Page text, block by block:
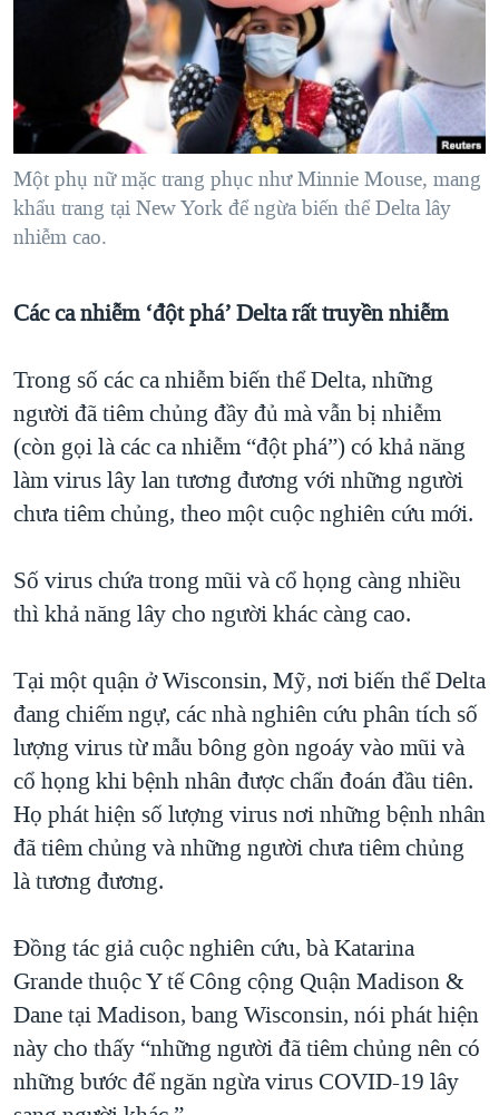
NGƯỜI VIỆT HẢI NGOẠI
ĐỜI SỐNG
KINH TẾ
KHOA HỌC
SỨC KHOẺ
VĂN HOÁ
GIÁO DỤC
HÀNH TRÌNH BẦU CỬ 2024
MỘT NĂM CHIẾN TRANH TẠI DẢI GAZA
GIẢI MÃ VÀNH ĐAI & CON ĐƯỜNG
TRỊNH VĨNH BÌNH - NGƯỜI HẠ 'BÊN THẮNG CUỘC'
GROUND ZERO – XƯA VÀ NAY
CÁC GIÁ TRỊ CỘNG HÒA Ở VIỆT NAM
THƯỢNG ĐỈNH TRUMP-KIM TẠI VIỆT NAM
TRỊNH VĨNH BÌNH VS. CHÍNH PHỦ VIỆT NAM
NGƯ DÂN VIỆT VÀ LÀN SÓNG TRỘM HẢI SÂM
BÊN KIA QUỐC LỘ: TIẾNG VỌNG TỪ NÔNG THÔN MỸ
QUAN HỆ VIỆT MỸ
MẠNG XÃ HỘI
Ngôn ngữ khác
Một phụ nữ mặc trang phục như Minnie Mouse, mang
khẩu trang tại New York để ngừa biến thể Delta lây
nhiễm cao.
Các ca nhiễm ‘đột phá’ Delta rất truyền nhiễm
Trong số các ca nhiễm biến thể Delta, những
người đã tiêm chủng đầy đủ mà vẫn bị nhiễm
(còn gọi là các ca nhiễm “đột phá”) có khả năng
làm virus lây lan tương đương với những người
chưa tiêm chủng, theo một cuộc nghiên cứu mới.
Số virus chứa trong mũi và cổ họng càng nhiều
thì khả năng lây cho người khác càng cao.
Tại một quận ở Wisconsin, Mỹ, nơi biến thể Delta
đang chiếm ngự, các nhà nghiên cứu phân tích số
lượng virus từ mẫu bông gòn ngoáy vào mũi và
cổ họng khi bệnh nhân được chẩn đoán đầu tiên.
Họ phát hiện số lượng virus nơi những bệnh nhân
đã tiêm chủng và những người chưa tiêm chủng
là tương đương.
Đồng tác giả cuộc nghiên cứu, bà Katarina
Grande thuộc Y tế Công cộng Quận Madison &
Dane tại Madison, bang Wisconsin, nói phát hiện
này cho thấy “những người đã tiêm chủng nên có
những bước để ngăn ngừa virus COVID-19 lây